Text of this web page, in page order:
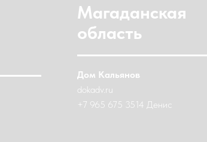
Магаданская
область
Дом Кальянов
dokadv.ru
+7 965 675 3514 Денис